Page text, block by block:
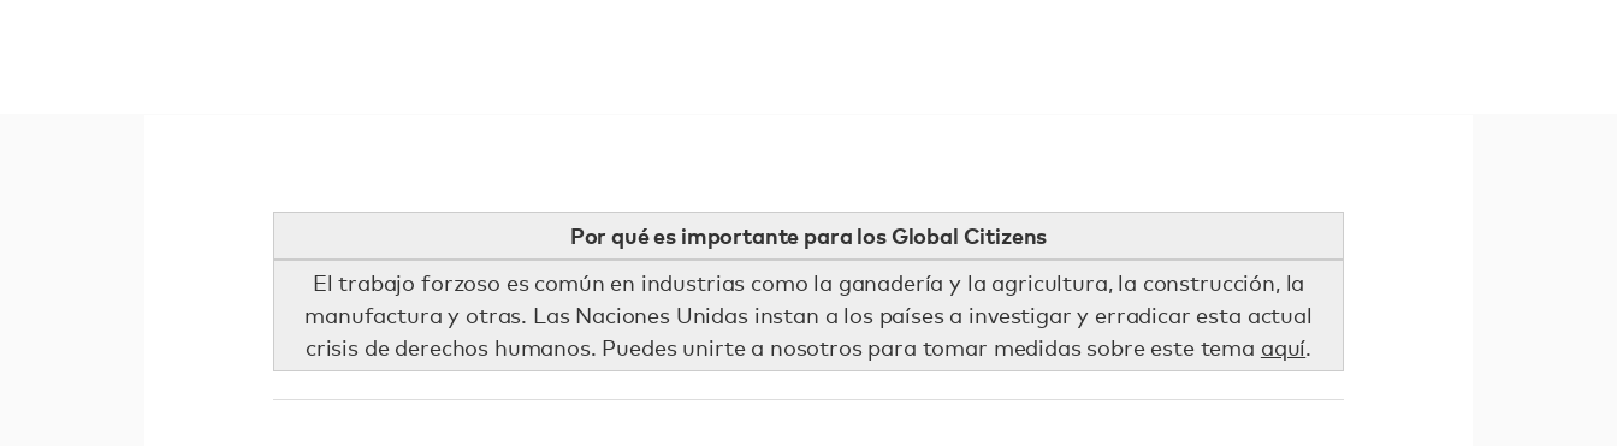
Por qué es importante para los Global Citizens
El trabajo forzoso es común en industrias como la ganadería y la agricultura, la construcción, la
manufactura y otras. Las Naciones Unidas instan a los países a investigar y erradicar esta actual
crisis de derechos humanos. Puedes unirte a nosotros para tomar medidas sobre este tema aquí.